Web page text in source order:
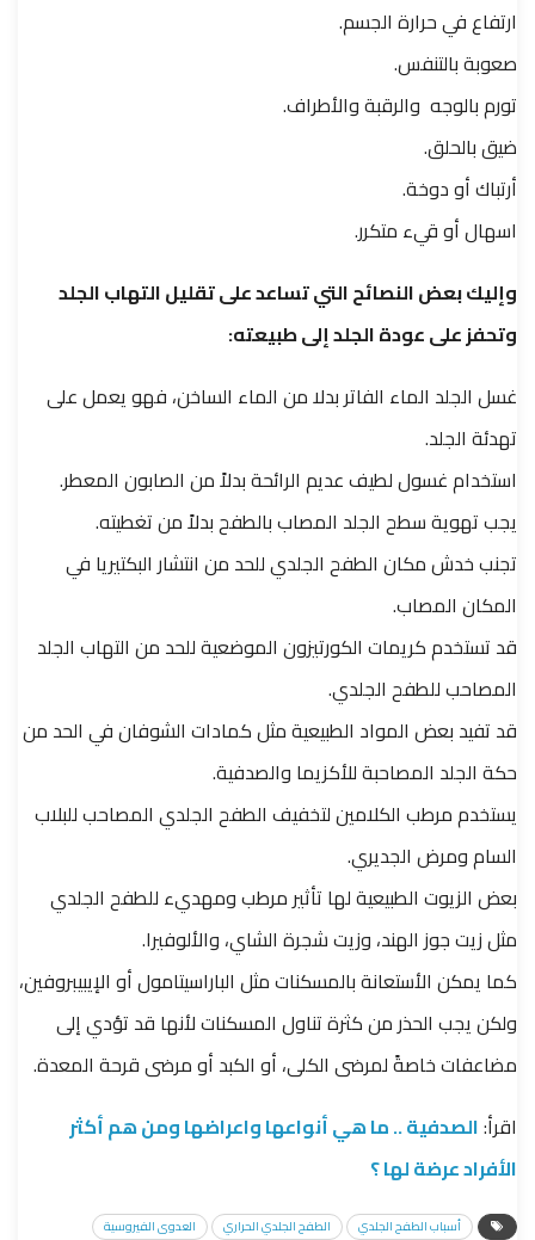
ارتفاع في حرارة الجسم.
صعوبة بالتنفس.
تورم بالوجه والرقبة والأطراف.
ضيق بالحلق.
أرتباك أو دوخة.
اسهال أو قيء متكرر.
وإليك بعض النصائح التي تساعد على تقليل التهاب الجلد
وتحفز على عودة الجلد إلى طبيعته:
غسل الجلد الماء الفاتر بدلا من الماء الساخن، فهو يعمل على
تهدئة الجلد.
استخدام غسول لطيف عديم الرائحة بدلاً من الصابون المعطر.
يجب تهوية سطح الجلد المصاب بالطفح بدلاً من تغطيته.
تجنب خدش مكان الطفح الجلدي للحد من انتشار البكتيريا في
المكان المصاب.
قد تستخدم كريمات الكورتيزون الموضعية للحد من التهاب الجلد
المصاحب للطفح الجلدي.
قد تفيد بعض المواد الطبيعية مثل كمادات الشوفان في الحد من
حكة الجلد المصاحبة للأكزيما والصدفية.
يستخدم مرطب الكلامين لتخفيف الطفح الجلدي المصاحب للبلاب
السام ومرض الجديري.
بعض الزيوت الطبيعية لها تأثير مرطب ومهديء للطفح الجلدي
مثل زيت جوز الهند، وزيت شجرة الشاي، والألوفيرا.
كما يمكن الأستعانة بالمسكنات مثل الباراسيتامول أو الإيبيبروفين،
ولكن يجب الحذر من كثرة تناول المسكنات لأنها قد تؤدي إلى
مضاعفات خاصةً لمرضى الكلى، أو الكبد أو مرضى قرحة المعدة.
اقرأ:الصدفية .. ما هي أنواعها واعراضها ومن هم أكثر
الأفراد عرضة لها ؟
أسباب الطفح الجلدي الطفح الجلدي الحراري
العدوى الفيروسية